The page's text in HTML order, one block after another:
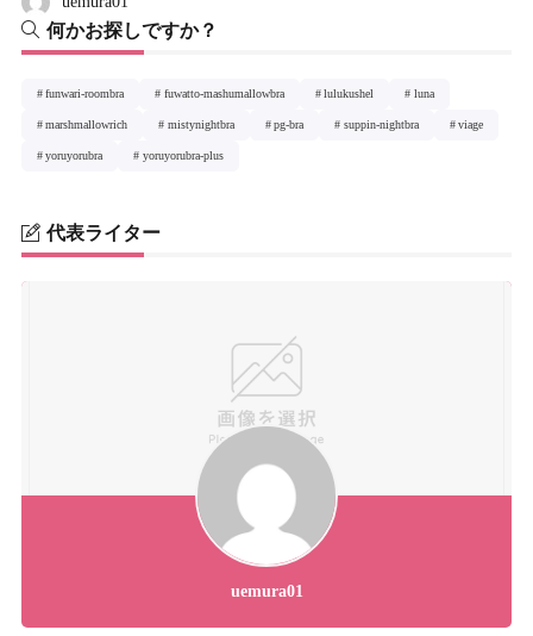
何かお探しですか？
funwari-roombra fuwatto-mashumallowbra lulukushel luna
marshmallowrich mistynightbra pg-bra suppin-nightbra viage
yoruyorubra yoruyorubra-plus
代表ライター
uemura01